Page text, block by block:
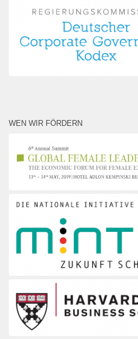
WEN WIR FÖRDERN